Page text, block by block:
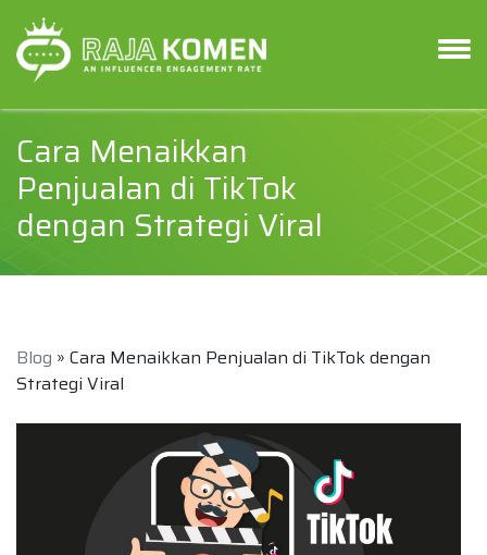
Cara Menaikkan
Penjualan di TikTok
dengan Strategi Viral
Blog » Cara Menaikkan Penjualan di TikTok dengan
Strategi Viral